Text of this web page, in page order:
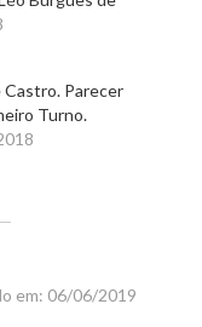
Castro. Parecer
Turno.
em: 06/06/2019